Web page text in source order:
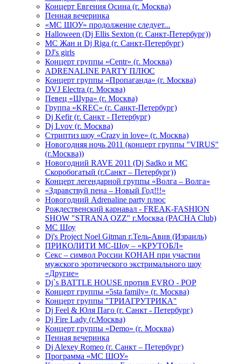
Концерт Евгения Осина (г. Москва)
Пенная вечеринка
«МС ШОУ» продолжение следует...
Halloween (Dj Ellis Sexton (г. Санкт-Петербург))
МС Жан и Dj Riga (г. Санкт-Петербург)
DJ's girls
Концерт группы «Centr» (г. Москва)
ADRENALINE PARTY ПЛЮС
Концерт группы «Пропаганда» (г. Москва)
DVJ Electra (г. Москва)
Певец «Шура» (г. Москва)
Группа «KREC» (г. Санкт-Петербург)
Dj Kefir (г. Санкт - Петербург)
Dj Lvov (г. Москва)
Стриптиз шоу «Crazy in love» (г. Москва)
Новогодняя ночь 2011 (концерт группы "VIRUS"
(г.Москва))
Новогодний RAVE 2011 (Dj Sadko и MC
Скоробогатый (г.Санкт – Петербург))
Концерт легендарной группы «Волга – Волга»
«Здравствуй пена – Новый Год!!!»
Новогодний Adrenaline party плюс
Рождественский карнавал - FREAK-FASHION
SHOW "STRANA OZZ" г.Москва (PACHA Club)
MC Шоу
Dj's Project Noel Gitman г.Тель-Авив (Израиль)
ПРИКОЛИТИ МС-Шоу – «КРУТОБЛ»
Секс – символ России КОНАН при участии
мужского эротического экстримального шоу
«Другие»
Dj`s BATTLE HOUSE против EVRO - POP
Концерт группы «5sta family» (г. Москва)
Концерт группы "ТРИАГРУТРИКА"
Dj Feel & Юля Паго (г. Санкт - Петербург)
Dj Fire Lady (г.Москва)
Концерт группы «Demo» (г. Москва)
Пенная вечеринка
Dj Alexey Romeo (г. Санкт – Петербург)
Программа «МС ШОУ»